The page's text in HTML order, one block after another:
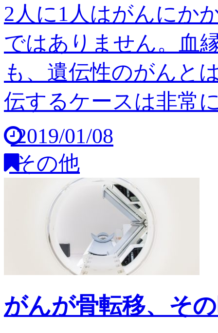
2人に1人はがんにか
ではありません。血
も、遺伝性のがんと
伝するケースは非常
2019/01/08
その他
がんが骨転移、そ